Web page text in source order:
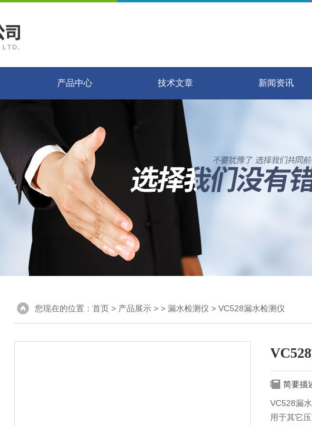
产品中心 技术文章 新闻资讯
您现在的位置： 首页 > 产品展示 > > 漏水检测仪 > VC528漏水检测仪
简要描
VC528漏
用于其它